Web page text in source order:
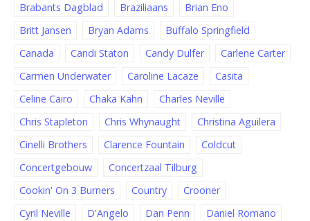
Brabants Dagblad
Braziliaans
Brian Eno
Britt Jansen
Bryan Adams
Buffalo Springfield
Canada
Candi Staton Candy Dulfer
Carlene Carter
Carmen Underwater
Caroline Lacaze
Casita
Celine Cairo
Chaka Kahn
Charles Neville
Chris Stapleton
Chris Whynaught
Christina Aguilera
Cinelli Brothers
Clarence Fountain
Coldcut
Concertgebouw
Concertzaal Tilburg
Cookin' On 3 Burners
Country
Crooner
Cyril Neville
D'Angelo Dan Penn
Daniel Romano